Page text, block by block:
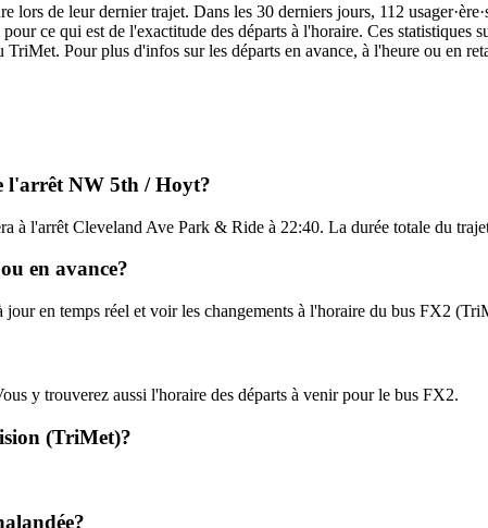
lors de leur dernier trajet. Dans les 30 derniers jours, 112
ce qui est de l'exactitude des départs à l'horaire. Ces statistiques
TriMet. Pour plus d'infos sur les départs en avance, à l'heure ou en
l'arrêt NW 5th / Hoyt?
à l'arrêt Cleveland Ave Park & Ride à 22:40. La durée totale du
en avance?
en temps réel et voir les changements à l'horaire du bus FX2
y trouverez aussi l'horaire des départs à venir pour le bus FX2.
(TriMet)?